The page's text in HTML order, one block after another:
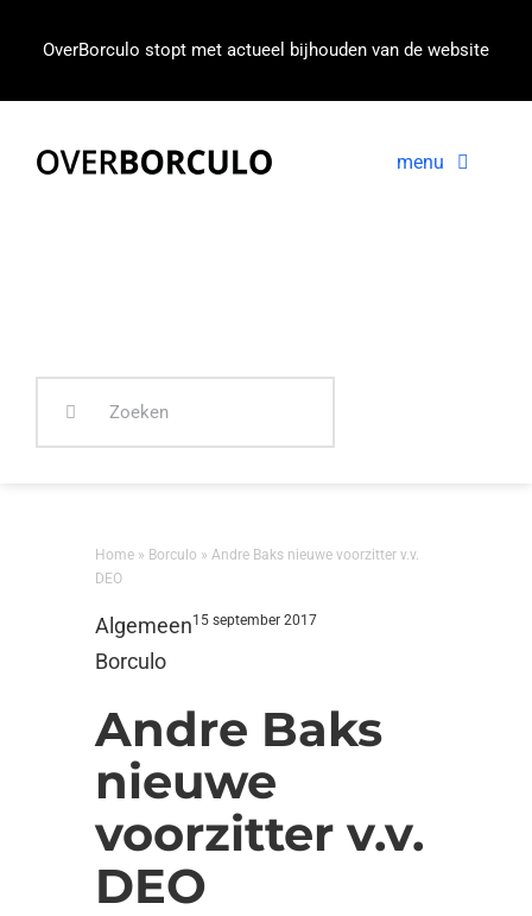
OverBorculo stopt met actueel bijhouden van de website
menu
Home » Borculo »Andre Baks nieuwe voorzitter v.v.
DEO
Algemeen
Borculo
15 september 2017
Andre Baks
nieuwe
voorzitter v.v.
DEO